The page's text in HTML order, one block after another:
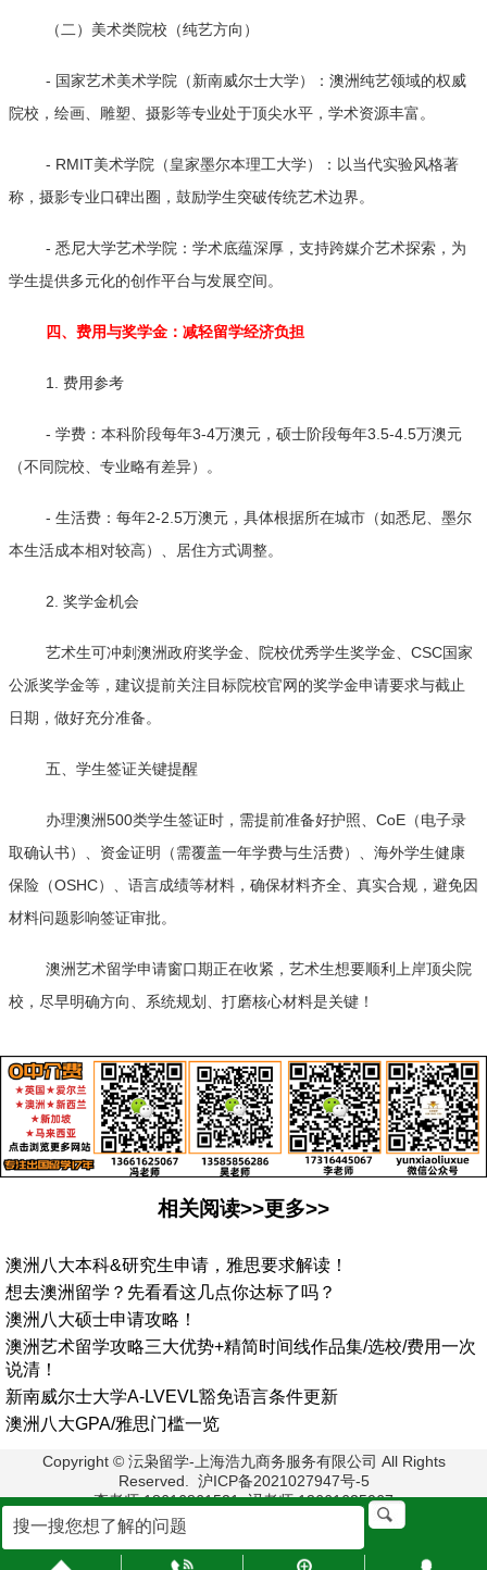
（二）美术类院校（纯艺方向）
- 国家艺术美术学院（新南威尔士大学）：澳洲纯艺领域的权威
院校，绘画、雕塑、摄影等专业处于顶尖水平，学术资源丰富。
- RMIT美术学院（皇家墨尔本理工大学）：以当代实验风格著
称，摄影专业口碑出圈，鼓励学生突破传统艺术边界。
- 悉尼大学艺术学院：学术底蕴深厚，支持跨媒介艺术探索，为
学生提供多元化的创作平台与发展空间。
四、费用与奖学金：减轻留学经济负担
1. 费用参考
- 学费：本科阶段每年3-4万澳元，硕士阶段每年3.5-4.5万澳元
（不同院校、专业略有差异）。
- 生活费：每年2-2.5万澳元，具体根据所在城市（如悉尼、墨尔
本生活成本相对较高）、居住方式调整。
2. 奖学金机会
艺术生可冲刺澳洲政府奖学金、院校优秀学生奖学金、CSC国家
公派奖学金等，建议提前关注目标院校官网的奖学金申请要求与截止
日期，做好充分准备。
五、学生签证关键提醒
办理澳洲500类学生签证时，需提前准备好护照、CoE（电子录
取确认书）、资金证明（需覆盖一年学费与生活费）、海外学生健康
保险（OSHC）、语言成绩等材料，确保材料齐全、真实合规，避免因
材料问题影响签证审批。
澳洲艺术留学申请窗口期正在收紧，艺术生想要顺利上岸顶尖院
校，尽早明确方向、系统规划、打磨核心材料是关键！
相关阅读>>更多>>
澳洲八大本科&研究生申请，雅思要求解读！
想去澳洲留学？先看看这几点你达标了吗？
澳洲八大硕士申请攻略！
澳洲艺术留学攻略三大优势+精简时间线作品集/选校/费用一次
说清！
新南威尔士大学A-LVEVL豁免语言条件更新
澳洲八大GPA/雅思门槛一览
Copyright © 沄枭留学-上海浩九商务服务有限公司 All Rights
Reserved. 沪ICP备2021027947号-5
李老师:18616861521 冯老师:13661625067
毛老师:13524038488
地址:上海市浦东新区栖霞路33号2楼